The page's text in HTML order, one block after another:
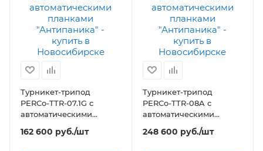
Турникет-трипод
PERCo-TTR-07.1G с
автоматическими
планками "Антипаника"
162 600 руб./шт
Турникет-трипод
PERCo-TTR-08A с
автоматическими
планками "Антипаника"
248 600 руб./шт